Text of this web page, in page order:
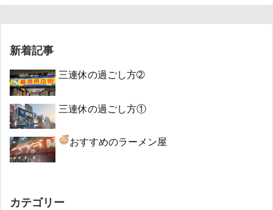
新着記事
三連休の過ごし方➁
三連休の過ごし方①
おすすめのラーメン屋
カテゴリー